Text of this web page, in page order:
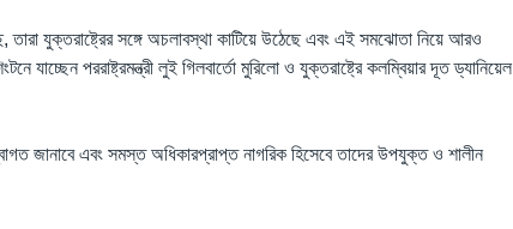
তারা যুক্তরাষ্ট্রের সঙ্গে অচলাবস্থা কাটিয়ে উঠেছে এবং এই সমঝোতা নিয়ে আরও
যাচ্ছেন পররাষ্ট্রমন্ত্রী লুই গিলবার্তো মুরিলো ও যুক্তরাষ্ট্রে কলম্বিয়ার দূত ড্যানিয়েল
জানাবে এবং সমস্ত অধিকারপ্রাপ্ত নাগরিক হিসেবে তাদের উপযুক্ত ও শালীন